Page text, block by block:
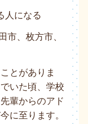
人になる
市、枚方市、
とがありま
いた頃、学校
輩からのアド
に至ります。